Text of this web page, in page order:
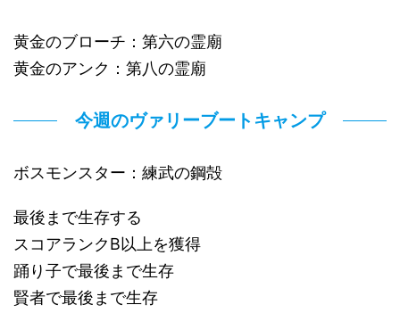
黄金のブローチ：第六の霊廟
黄金のアンク：第八の霊廟
今週のヴァリーブートキャンプ
ボスモンスター：練武の鋼殻
最後まで生存する
スコアランクB以上を獲得
踊り子で最後まで生存
賢者で最後まで生存